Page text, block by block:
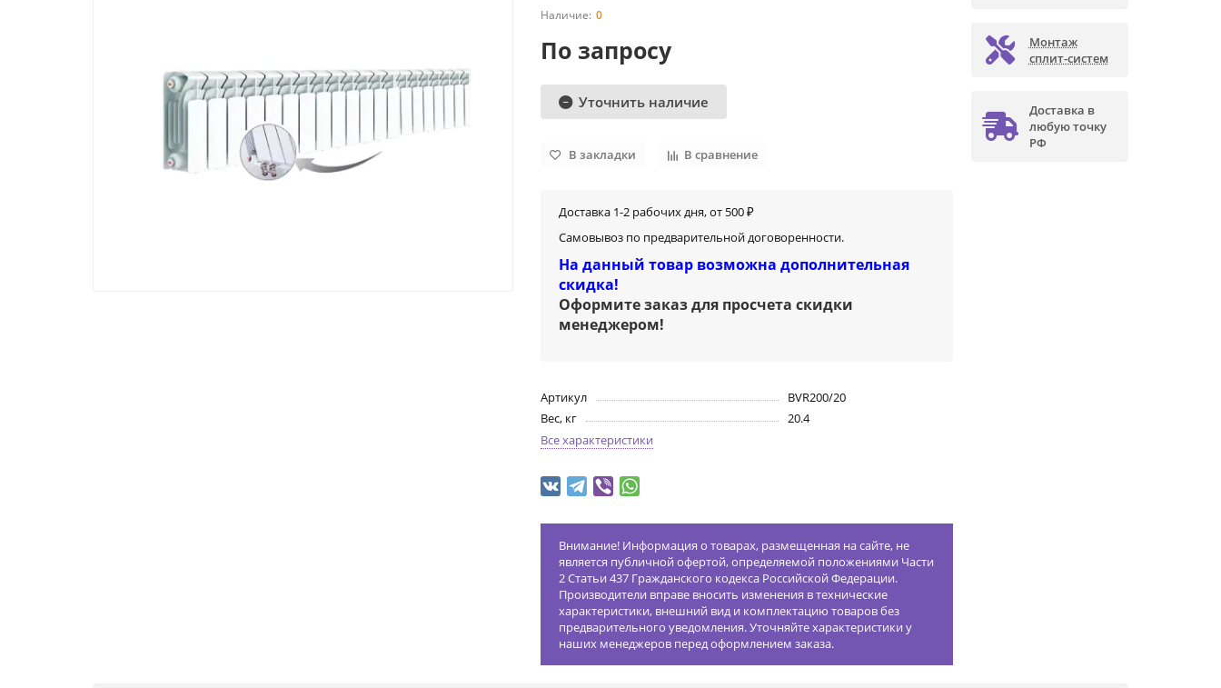
0
По запросу
Уточнить наличие
В закладки В сравнение
Доставка 1-2 рабочих дня, от 500 ₽
Самовывоз по предварительной договоренности.
На данный товар возможна дополнительная
скидка!
Оформите заказ для просчета скидки
менеджером!
Артикул
BVR200/20
Вес, кг
20.4
Все характеристики
Внимание! Информация о товарах, размещенная на сайте, не
является публичной офертой, определяемой положениями Части
2 Статьи 437 Гражданского кодекса Российской Федерации.
Производители вправе вносить изменения в технические
характеристики, внешний вид и комплектацию товаров без
предварительного уведомления. Уточняйте характеристики у
наших менеджеров перед оформлением заказа.
Монтаж
сплит-систем
Доставка в
любую точку
РФ